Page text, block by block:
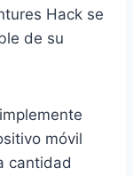
Hack se
de su
móvil
cantidad